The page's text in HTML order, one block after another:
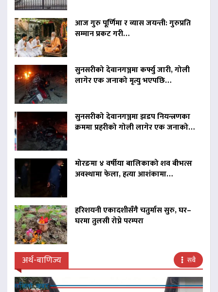
आज गुरु पूर्णिमा र व्यास जयन्ती: गुरुप्रति
सम्मान प्रकट गरी…
सुनसरीको देवानगञ्जमा कर्फ्यु जारी, गोली
लागेर एक जनाको मृत्यु भएपछि…
सुनसरीको देवानगञ्जमा झडप नियन्त्रणका
क्रममा प्रहरीको गोली लागेर एक जनाको…
मोरङमा ४ वर्षीया बालिकाको शव बीभत्स
अवस्थामा फेला, हत्या आशंकामा…
हरिशयनी एकादशीसँगै चतुर्मास सुरु, घर–
घरमा तुलसी रोप्ने परम्परा
अर्थ-बाणिज्य सबै